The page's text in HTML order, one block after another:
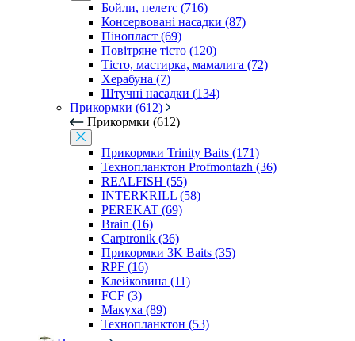
Бойли, пелетс (716)
Консервовані насадки (87)
Пінопласт (69)
Повітряне тісто (120)
Тісто, мастирка, мамалига (72)
Херабуна (7)
Штучні насадки (134)
Прикормки (612)
Прикормки (612)
Прикормки Trinity Baits (171)
Технопланктон Profmontazh (36)
REALFISH (55)
INTERKRILL (58)
PEREKAT (69)
Brain (16)
Carptronik (36)
Прикормки 3K Baits (35)
RPF (16)
Клейковина (11)
FCF (3)
Макуха (89)
Технопланктон (53)